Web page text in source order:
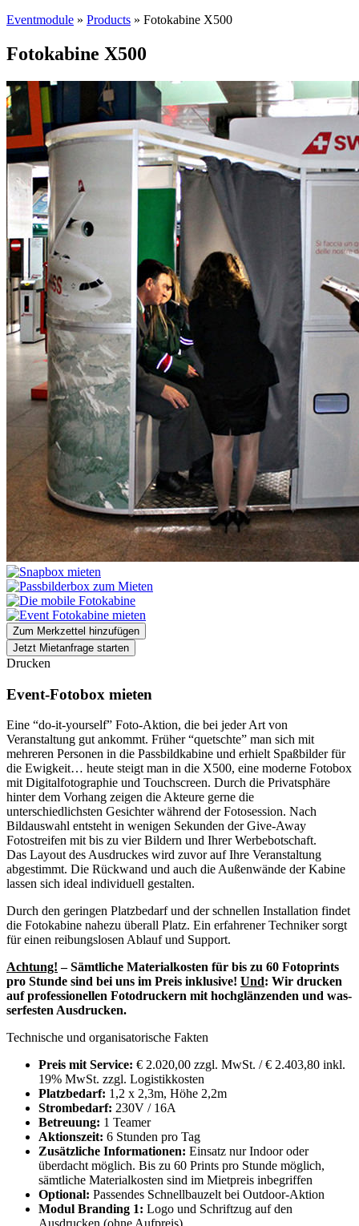
Eventmodule » Products » Fotokabine X500
Fotokabine X500
Zum Merkzettel hinzufügen
Jetzt Mietanfrage starten
Drucken
Event-Fotobox mieten
Eine “do-it-yourself” Foto-Aktion, die bei jeder Art von
Veranstaltung gut ankommt. Früher “quetschte” man sich mit
mehreren Personen in die Passbildkabine und erhielt Spaßbilder für
die Ewigkeit… heute steigt man in die X500, eine moderne Fotobox
mit Digitalfotographie und Touchscreen. Durch die Privatsphäre
hinter dem Vorhang zeigen die Akteure gerne die
unterschiedlichsten Gesichter während der Fotosession. Nach
Bildauswahl entsteht in wenigen Sekunden der Give-Away
Fotostreifen mit bis zu vier Bildern und Ihrer Werbebotschaft.
Das Layout des Ausdruckes wird zuvor auf Ihre Veranstaltung
abgestimmt. Die Rückwand und auch die Außenwände der Kabine
lassen sich ideal individuell gestalten.
Durch den geringen Platzbedarf und der schnellen Installation findet
die Fotokabine nahezu überall Platz. Ein erfahrener Techniker sorgt
für einen reibungslosen Ablauf und Support.
Ach­tung! –Sämt­li­che Mate­ri­al­kos­ten für bis zu 60 Foto­prints
pro Stunde sind bei uns im Preis inklu­sive! Und: Wir dru­cken
auf pro­fes­sio­nel­len Foto­dru­ckern mit hoch­glän­zen­den und was­
ser­fes­ten Aus­dru­cken.
Technische und organisatorische Fakten
Preis mit Service: € 2.020,00 zzgl. MwSt. / € 2.403,80 inkl.
19% MwSt. zzgl. Logistikkosten
Platzbedarf: 1,2 x 2,3m, Höhe 2,2m
Strombedarf: 230V / 16A
Betreuung: 1 Teamer
Aktionszeit: 6 Stunden pro Tag
Zusätzliche Informationen: Einsatz nur Indoor oder
überdacht möglich. Bis zu 60 Prints pro Stunde möglich,
sämtliche Materialkosten sind im Mietpreis inbegriffen
Optional: Passendes Schnellbauzelt bei Outdoor-Aktion
Modul Branding 1: Logo und Schriftzug auf den